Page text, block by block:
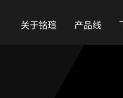
关于铭瑄 产品线